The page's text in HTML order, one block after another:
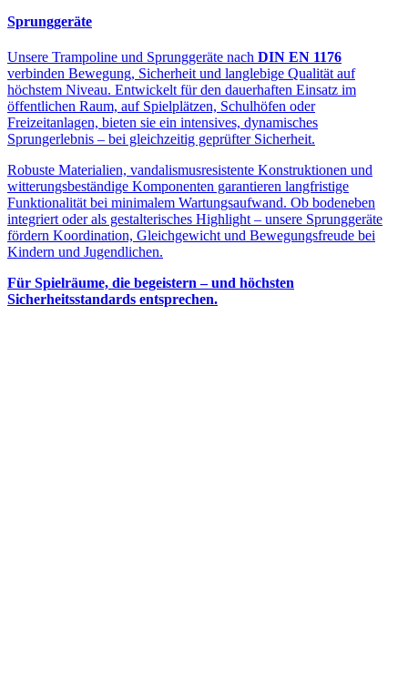
Sprunggeräte
Unsere Trampoline und Sprunggeräte nach DIN EN 1176
verbinden Bewegung, Sicherheit und langlebige Qualität auf
höchstem Niveau. Entwickelt für den dauerhaften Einsatz im
öffentlichen Raum, auf Spielplätzen, Schulhöfen oder
Freizeitanlagen, bieten sie ein intensives, dynamisches
Sprungerlebnis – bei gleichzeitig geprüfter Sicherheit.
Robuste Materialien, vandalismusresistente Konstruktionen und
witterungsbeständige Komponenten garantieren langfristige
Funktionalität bei minimalem Wartungsaufwand. Ob bodeneben
integriert oder als gestalterisches Highlight – unsere Sprunggeräte
fördern Koordination, Gleichgewicht und Bewegungsfreude bei
Kindern und Jugendlichen.
Für Spielräume, die begeistern – und höchsten
Sicherheitsstandards entsprechen.